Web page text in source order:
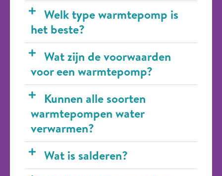
Welk type warmtepomp is
het beste?
Wat zijn de voorwaarden
voor een warmtepomp?
Kunnen alle soorten
warmtepompen water
verwarmen?
Wat is salderen?